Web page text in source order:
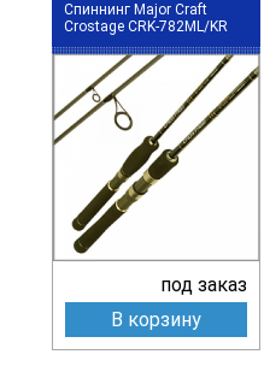
Спиннинг Major Craft
Crostage CRK-782ML/KR
под заказ
В корзину